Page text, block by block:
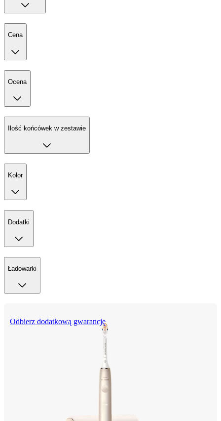
Cena
Ocena
Ilość końcówek w zestawie
Kolor
Dodatki
Ładowarki
Odbierz dodatkową gwarancję